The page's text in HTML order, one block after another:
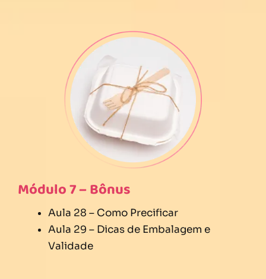
Módulo 7 – Bônus
Aula 28 – Como Precificar
Aula 29 – Dicas de Embalagem e
Validade